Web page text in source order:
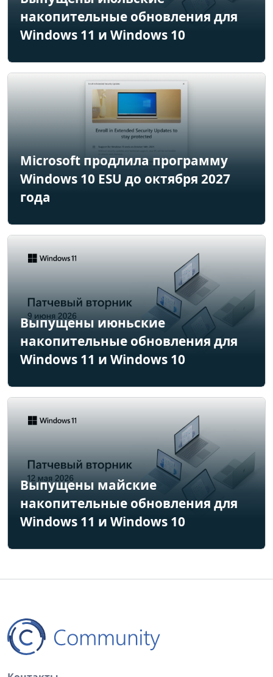
накопительные обновления для
Windows 11 и Windows 10
Microsoft продлила программу
Windows 10 ESU до октября 2027
года
Выпущены июньские
накопительные обновления для
Windows 11 и Windows 10
Выпущены майские
накопительные обновления для
Windows 11 и Windows 10